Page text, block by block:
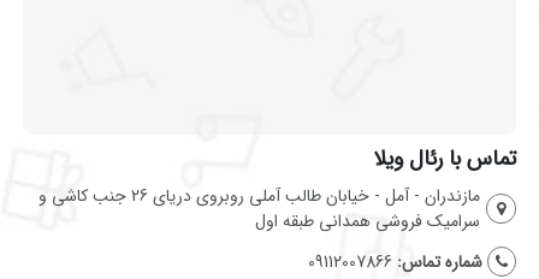
تماس با رئال ویلا
مازندران - آمل - خیابان طالب آملی روبروی دریای 26 جنب کاشی و
سرامیک فروشی همدانی طبقه اول
شماره تماس: 09112007866